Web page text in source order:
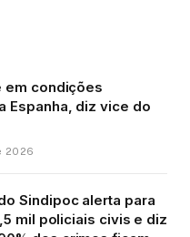
em condições
Espanha, diz vice do
2026
Sindipoc alerta para
mil policiais civis e diz